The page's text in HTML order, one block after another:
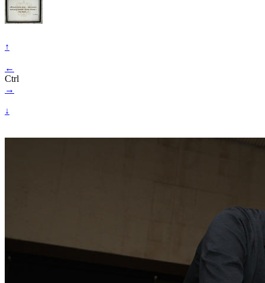
↑
←
Ctrl
→
↓